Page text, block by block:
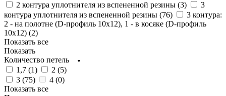
2 контура уплотнителя из вспененной резины (3)
3
контура уплотнителя из вспененной резины (76)
3 контура:
2 - на полотне (D-профиль 10х12), 1 - в косяке (D-профиль
10х12) (2)
Показать все
Показать
Количество петель
1,7 (1) 2 (5)
3 (75) 4 (0)
Показать все